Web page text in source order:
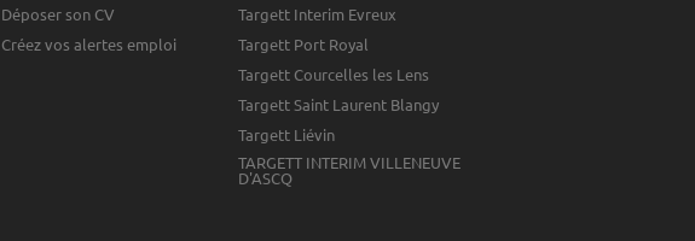
Déposer son CV
Créez vos alertes emploi
Targett Interim Evreux
Targett Port Royal
Targett Courcelles les Lens
Targett Saint Laurent Blangy
Targett Liévin
TARGETT INTERIM VILLENEUVE
D'ASCQ